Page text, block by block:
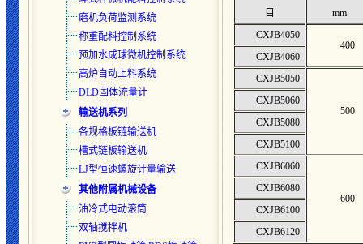
磨机负荷监测系统
称重配料控制系统
预加水成球微机控制系统
高炉自动上料系统
DLD固体流量计
输送机系列
各规格板链输送机
槽式链板输送机
LJ型恒速螺旋计量输送
其他附属机械设备
油冷式电动滚筒
双轴搅拌机
目
mm
CXJB4050
400
CXJB4060
CXJB5050
500
CXJB5060
CXJB5080
CXJB5100
CXJB6060
600
CXJB6080
CXJB6100
CXJB6120